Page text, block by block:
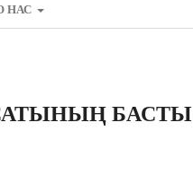
НАС
БАСТЫ